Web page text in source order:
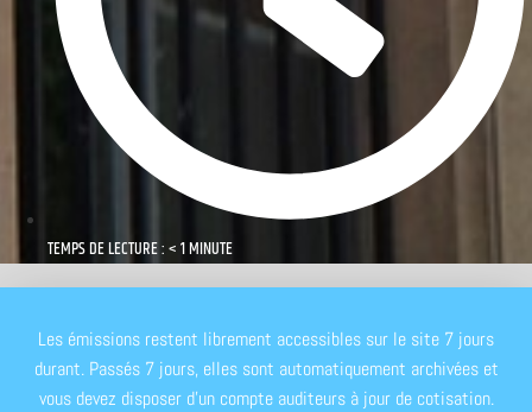
TEMPS DE LECTURE : < 1 MINUTE
Les émissions restent librement accessibles sur le site 7 jours
durant. Passés 7 jours, elles sont automatiquement archivées et
vous devez disposer d'un compte auditeurs à jour de cotisation.